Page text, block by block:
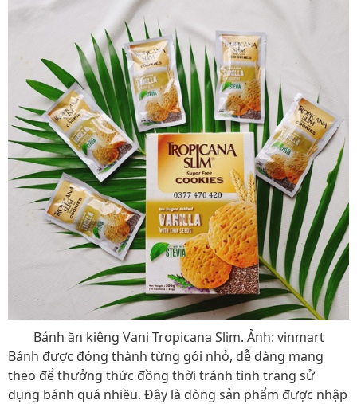
Bánh ăn kiêng Vani Tropicana Slim. Ảnh: vinmart
Bánh được đóng thành từng gói nhỏ, dễ dàng mang
theo để thưởng thức đồng thời tránh tình trạng sử
dụng bánh quá nhiều. Đây là dòng sản phẩm được nhập